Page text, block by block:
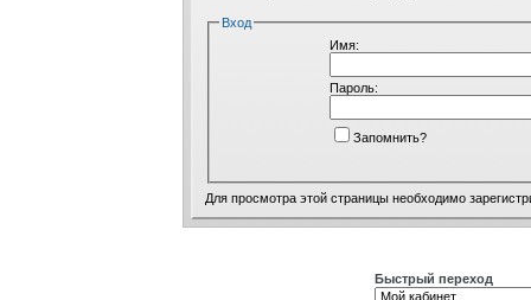
Вход
Имя:
Пароль:
Запомнить?
Для просмотра этой страницы необходимо
Быстрый переход